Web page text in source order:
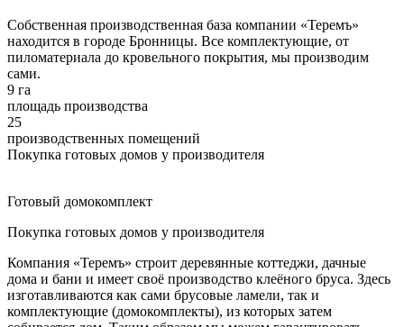
Собственная производственная база компании «Теремъ»
находится в городе Бронницы. Все комплектующие, от
пиломатериала до кровельного покрытия, мы производим
сами.
9 га
площадь производства
25
производственных помещений
Покупка готовых домов у производителя
Готовый домокомплект
Покупка готовых домов у производителя
Компания «Теремъ» строит деревянные коттеджи, дачные
дома и бани и имеет своё производство клеёного бруса. Здесь
изготавливаются как сами брусовые ламели, так и
комплектующие (домокомплекты), из которых затем